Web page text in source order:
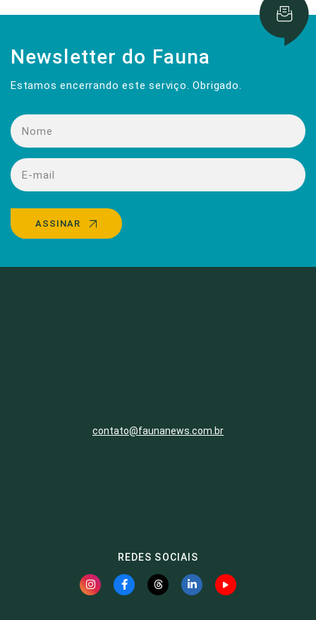
Newsletter do Fauna
Estamos encerrando este serviço. Obrigado.
ASSINAR
contato@faunanews.com.br
REDES SOCIAIS